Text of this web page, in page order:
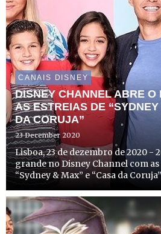
CANAIS DISNEY
DISNEY CHANNEL ABRE O
AS ESTREIAS DE
DA CORUJA”
23 December 2020
Lisboa, 23 de dezembro de 2020 -
grande no Disney Channel com as
“Sydney & Max” e “Casa da
espectadores momentos de
histórias origina...